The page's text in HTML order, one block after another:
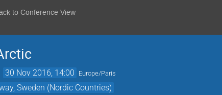
to Conference View
30 Nov 2016, 14:00 Europe/Paris
Sweden (Nordic Countries)